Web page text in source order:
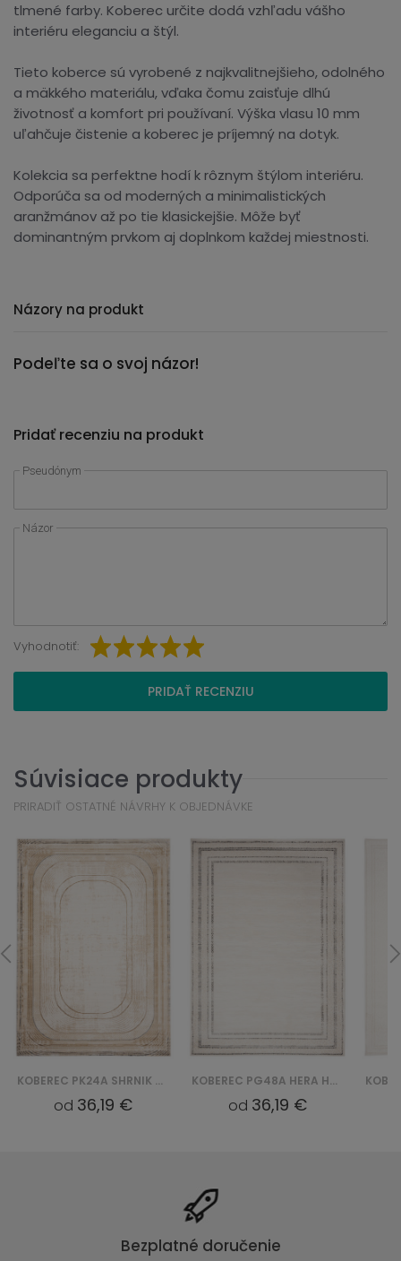
tlmené farby. Koberec určite dodá vzhľadu vášho
interiéru eleganciu a štýl.
Tieto koberce sú vyrobené z najkvalitnejšieho, odolného
a mäkkého materiálu, vďaka čomu zaisťuje dlhú
životnosť a komfort pri používaní. Výška vlasu 10 mm
uľahčuje čistenie a koberec je príjemný na dotyk.
Kolekcia sa perfektne hodí k rôznym štýlom interiéru.
Odporúča sa od moderných a minimalistických
aranžmánov až po tie klasickejšie. Môže byť
dominantným prvkom aj doplnkom každej miestnosti.
Názory na produkt
Podeľte sa o svoj názor!
Pridať recenziu na produkt
Pseudónym
Názor
Vyhodnotiť:
PRIDAŤ RECENZIU
Súvisiace produkty
PRIRADIŤ OSTATNÉ NÁVRHY K OBJEDNÁVKE
KOBEREC PK24A SHRNIK HERA HBV - KREMOWY
od 36,19 €
KOBEREC PG48A HERA HBV - BIAŁY
od 36,19 €
Bezplatné doručenie